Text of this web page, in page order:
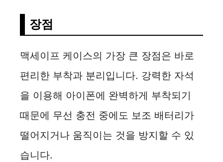
장점
맥세이프 케이스의 가장 큰 장점은 바로
편리한 부착과 분리입니다. 강력한 자석
을 이용해 아이폰에 완벽하게 부착되기
때문에 무선 충전 중에도 보조 배터리가
떨어지거나 움직이는 것을 방지할 수 있
습니다.